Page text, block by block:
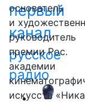
первый
канал
русское
радио
основатель
и
руководитель
премии Рос.
академии
искусств